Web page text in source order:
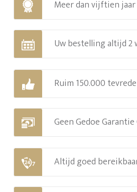
Meer dan vijftien
Uw bestelling altijd 2
Ruim 150.000
Geen Gedoe
Altijd goed